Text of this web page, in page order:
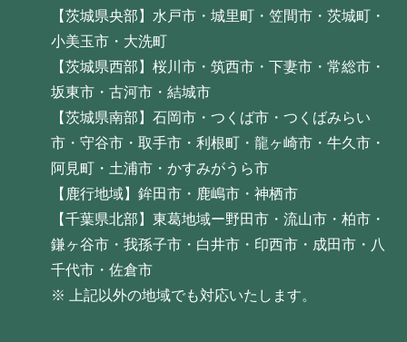
【茨城県央部】水戸市・城里町・笠間市・茨城町・
小美玉市・大洗町
【茨城県西部】桜川市・筑西市・下妻市・常総市・
坂東市・古河市・結城市
【茨城県南部】石岡市・つくば市・つくばみらい
市・守谷市・取手市・利根町・龍ヶ崎市・牛久市・
阿見町・土浦市・かすみがうら市
【鹿行地域】鉾田市・鹿嶋市・神栖市
【千葉県北部】東葛地域ー野田市・流山市・柏市・
鎌ヶ谷市・我孫子市・白井市・印西市・成田市・八
千代市・佐倉市
※ 上記以外の地域でも対応いたします。